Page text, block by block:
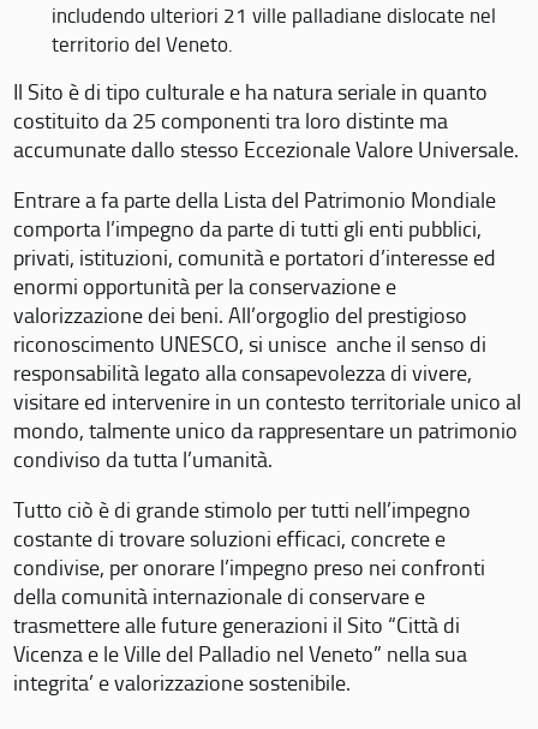
includendo ulteriori 21 ville palladiane dislocate nel
territorio del Veneto.
Il Sito è di tipo culturale e ha natura seriale in quanto
costituito da 25 componenti tra loro distinte ma
accumunate dallo stesso Eccezionale Valore Universale.
Entrare a fa parte della Lista del Patrimonio Mondiale
comporta l’impegno da parte di tutti gli enti pubblici,
privati, istituzioni, comunità e portatori d’interesse ed
enormi opportunità per la conservazione e
valorizzazione dei beni. All’orgoglio del prestigioso
riconoscimento UNESCO, si unisce anche il senso di
responsabilità legato alla consapevolezza di vivere,
visitare ed intervenire in un contesto territoriale unico al
mondo, talmente unico da rappresentare un patrimonio
condiviso da tutta l’umanità.
Tutto ciò è di grande stimolo per tutti nell’impegno
costante di trovare soluzioni efficaci, concrete e
condivise, per onorare l’impegno preso nei confronti
della comunità internazionale di conservare e
trasmettere alle future generazioni il Sito “Città di
Vicenza e le Ville del Palladio nel Veneto” nella sua
integrita’ e valorizzazione sostenibile.